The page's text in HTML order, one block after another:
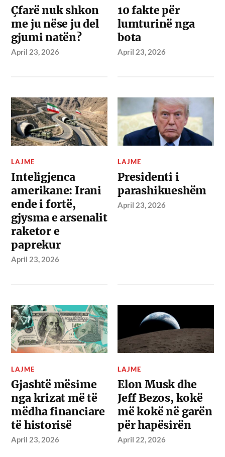
Çfarë nuk shkon
me ju nëse ju del
gjumi natën?
April 23, 2026
10 fakte për
lumturinë nga
bota
April 23, 2026
LAJME
Inteligjenca
amerikane: Irani
ende i fortë,
gjysma e arsenalit
raketor e
paprekur
April 23, 2026
LAJME
Presidenti i
parashikueshëm
April 23, 2026
LAJME
Gjashtë mësime
nga krizat më të
mëdha financiare
të historisë
April 23, 2026
LAJME
Elon Musk dhe
Jeff Bezos, kokë
më kokë në garën
për hapësirën
April 22, 2026